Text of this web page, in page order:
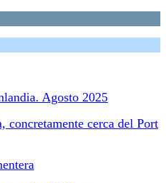
Agosto 2025
concretamente cerca del Port